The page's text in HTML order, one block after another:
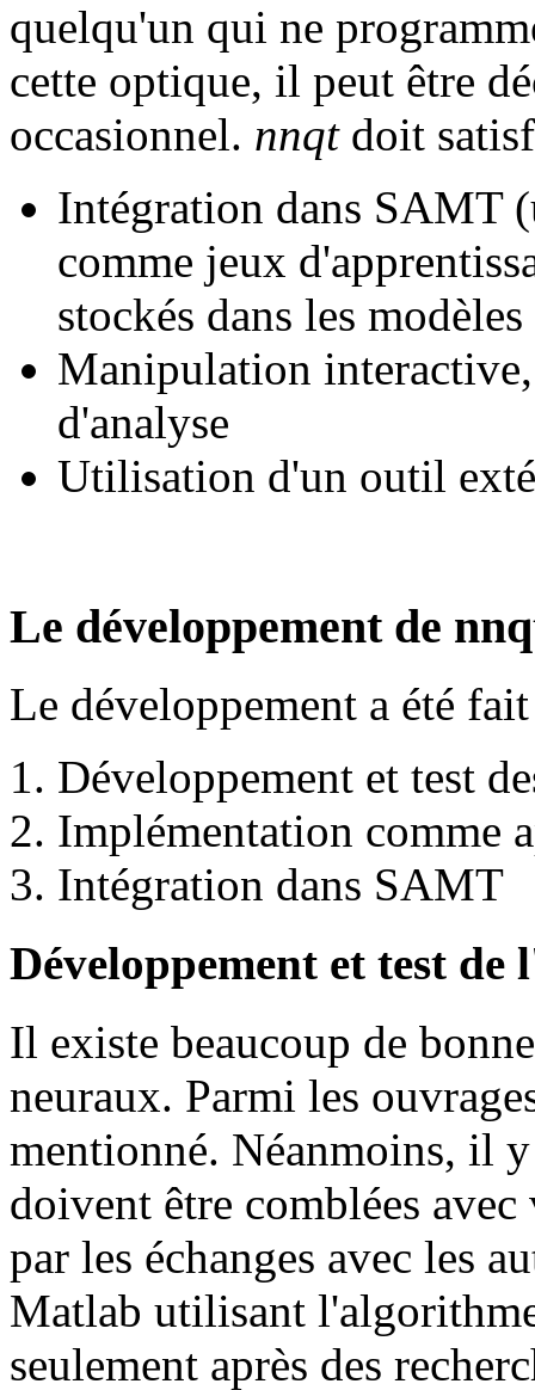
quelqu'un qui ne
cette optique, il peut être
occasionnel. nnqtdoit
Intégration dans SAMT
comme jeux
stockés dans les
Manipulation
d'analyse
Utilisation d'un outil
Le développement de
Le développement a été
Développement et test
Implémentation comme
Intégration dans SAMT
Développement et test
Il existe beaucoup de
neuraux. Parmi les
mentionné. Néanmoins, il
doivent être comblées
par les échanges avec les
Matlab utilisant
seulement après des